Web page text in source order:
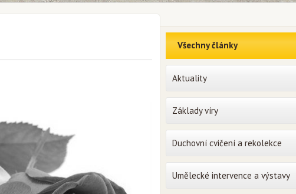
Všechny články
Aktuality
Základy víry
Duchovní cvičení a rekolekce
Umělecké intervence a výstavy